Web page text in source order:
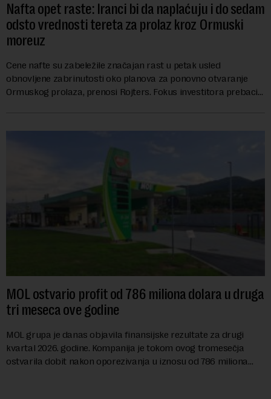
Nafta opet raste: Iranci bi da naplaćuju i do sedam
odsto vrednosti tereta za prolaz kroz Ormuski
moreuz
Cene nafte su zabeležile značajan rast u petak usled
obnovljene zabrinutosti oko planova za ponovno otvaranje
Ormuskog prolaza, prenosi Rojters. Fokus investitora prebacio
MOL ostvario profit od 786 miliona dolara u druga
tri meseca ove godine
MOL grupa je danas objavila finansijske rezultate za drugi
kvartal 2026. godine. Kompanija je tokom ovog tromesečja
ostvarila dobit nakon oporezivanja u iznosu od 786 miliona